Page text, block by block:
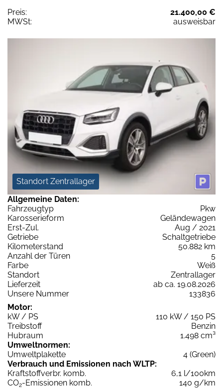
Preis:
21.400,00 €
MWSt:
ausweisbar
Standort Zentrallager
Allgemeine Daten:
Fahrzeugtyp
Pkw
Karosserieform
Geländewagen
Erst-Zul.
Aug / 2021
Getriebe
Schaltgetriebe
Kilometerstand
50.882 km
Anzahl der Türen
5
Farbe
Weiß
Standort
Zentrallager
Lieferzeit
ab ca. 19.08.2026
Unsere Nummer
133836
Motor:
kW / PS
110 kW / 150 PS
Treibstoff
Benzin
Hubraum
1.498 cm³
Umweltnormen:
Umweltplakette
4 (Green)
Verbrauch und Emissionen nach WLTP:
Kraftstoffverbr. komb.
6,1 l/100km
CO2-Emissionen komb.
140 g/km